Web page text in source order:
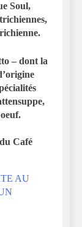
Soul,
– dont la
Café